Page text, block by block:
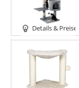
Details & Preise